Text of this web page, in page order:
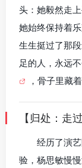
头：她毅然走
她始终保持着
生生挺过了那
足的人，永远
，骨子里藏
【归处：走
经历了演
验，杨思敏慢